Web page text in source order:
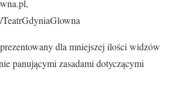
dla mniejszej ilości widzów
panującymi zasadami dotyczącymi